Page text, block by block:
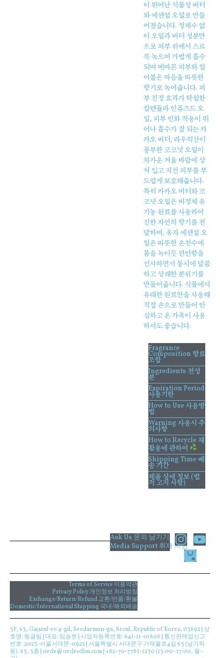
이 뛰어난 식물성 버터
와 에센셜 오일로 만들
어졌습니다. 정제수 없
이 오일과 버터 성분만
으로 피부 위에서 스르
륵 녹으며 가볍게 흡수
되며 메마른 피부와 얼
어붙은 마음을 따뜻한
향기로 녹여줍니다. 피
부 진정 효과가 탁월한
칼렌듈라 인퓨즈드 오
일, 피부 연화 작용이 뛰
어나 흡수가 잘 되는 카
카오 버터, 라우릭산이
풍부한 코코넛 오일이
차가운 겨울 바람에 상
처 입고 지친 피부를 부
드럽게 보호해줍니다.
특히 카카오 버터와 코
코넛 오일은 비정제 유
기농 원료를 사용하여
진한 자연의 향기를 전
달하며, 유자 에센셜 오
일은 따뜻한 온천수에
몸을 녹이듯 편안함을
선사하면서 동시에 달콤
하고 상쾌한 분위기를
만들어줍니다. 식물에서
유래한 원료만을 사용해
직접 손으로 만들어 안
심하고 온 가족이 사용
하셔도 좋습니다.
Fragrance
Composition 향료
조합
Ingredients 전성
분
Expiration Period
사용기한
How to Use 사용방
법
Warning 사용시 주
의사항
How to Recycle 재
활용에 관하여
Shipping Time 배
송 기간
제품 상세 정보 (법
적 고지 사항)
Ask Us 문의 남기기
Media Support 취재 지원
I
n
s
t
a
m
Y
o
t
Terms of Service 이용약관
Privacy Policy 개인정보 처리방침
Exchange/Return/Refund 교환/반품/환불
Domestic/International Shipping 국내/해외배송
3F, 63, Gajaeul-ro 4-gil, Seodaemun-gu, Seoul, Republic of Korea, 03692 | 상
호명: 동글림 | 대표: 임승현 | 사업자등록번호: 641-11-01806 | 통신판매업신고
번호: 2023-서울서대문-0925 | 서울특별시 서대문구 가재울로4길 63 (남가좌
동). 63, 3층 | circle@circleoflim.com | +82-70-7785-1230 (13:00~17:00, 월~